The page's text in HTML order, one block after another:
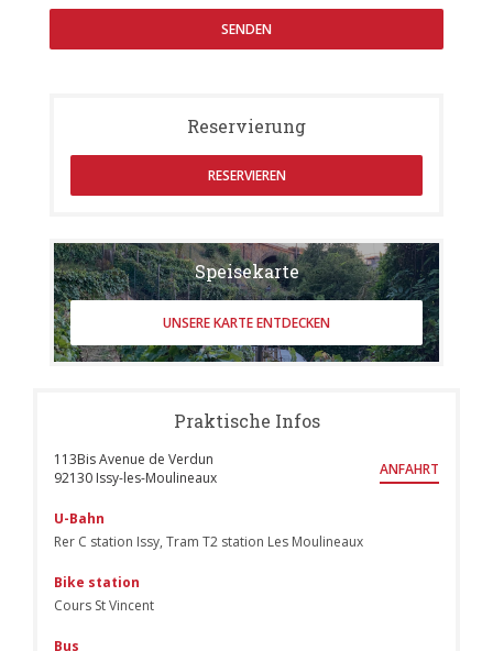
Reservierung
RESERVIEREN
Speisekarte
UNSERE KARTE ENTDECKEN
Praktische Infos
113Bis Avenue de Verdun
92130 Issy-les-Moulineaux((öffnet ein neues Fenster))ANFAHRT
U-Bahn
Rer C station Issy, Tram T2 station Les Moulineaux
Bike station
Cours St Vincent
Bus